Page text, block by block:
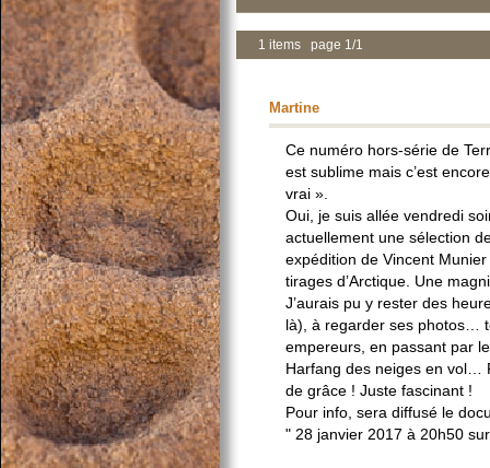
1 items page 1/1
Martine
Ce numéro hors-série de
est sublime mais c’est
vrai ».
Oui, je suis allée vendredi
actuellement une sélection
expédition de Vincent
tirages d’Arctique. Une
J’aurais pu y rester des
là), à regarder ses photos…
empereurs, en passant par
Harfang des neiges en vol…
de grâce ! Juste fascinant !
Pour info, sera diffusé le
" 28 janvier 2017 à 20h50